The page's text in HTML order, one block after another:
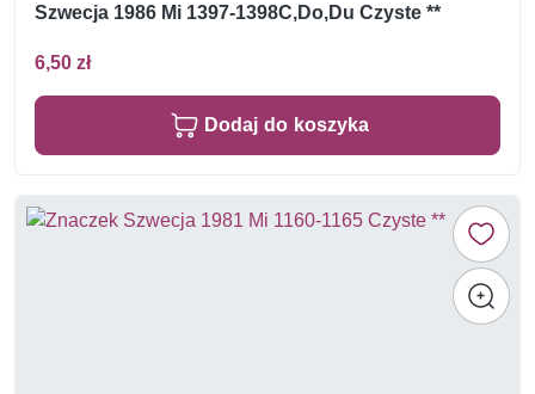
Szwecja 1986 Mi 1397-1398C,Do,Du Czyste **
6,50 zł
Dodaj do koszyka